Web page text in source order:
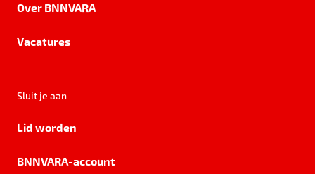
Over BNNVARA
Vacatures
Sluit je aan
Lid worden
BNNVARA-account